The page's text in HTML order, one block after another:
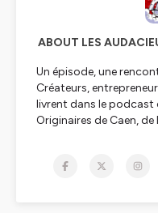
ABOUT LES
Un épisode, une
Créateurs,
livrent dans le podcast
Originaires de Caen, de
Des récits qui